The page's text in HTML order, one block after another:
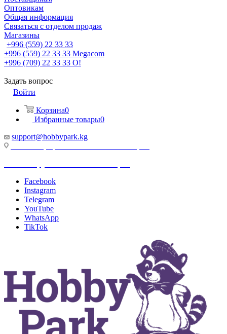
Оптовикам
Общая информация
Связаться с отделом продаж
Магазины
+996 (559) 22 33 33
+996 (559) 22 33 33 Megacom
+996 (709) 22 33 33 O!
Задать вопрос
Войти
Корзина0
Избранные товары0
support@hobbypark.kg
Facebook
Instagram
Telegram
YouTube
WhatsApp
TikTok